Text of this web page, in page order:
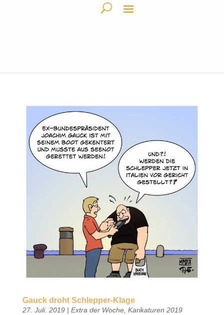
Gauck droht Schlepper-Klage
27. Juli. 2019| Extra der Woche, Karikaturen 2019